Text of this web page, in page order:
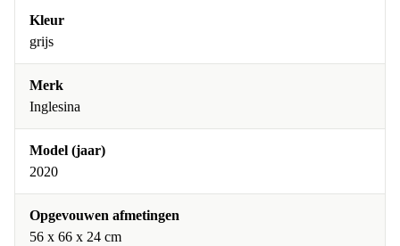
Kleur
grijs
Merk
Inglesina
Model (jaar)
2020
Opgevouwen afmetingen
56 x 66 x 24 cm